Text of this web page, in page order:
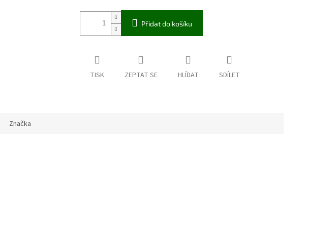
Přidat do košíku
TISK ZEPTAT SE HLÍDAT SDÍLET
Značka